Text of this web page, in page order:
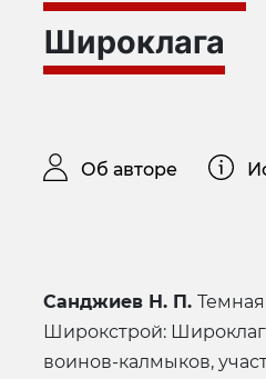
Широклага
Об авторе
Санджиев Н. П.
Широкстрой:
воинов-калмыков,